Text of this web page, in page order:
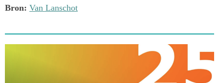
Bron: Van Lanschot